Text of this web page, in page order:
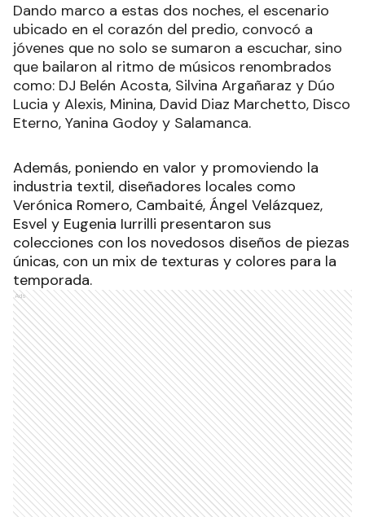
Dando marco a estas dos noches, el escenario
ubicado en el corazón del predio, convocó a
jóvenes que no solo se sumaron a escuchar, sino
que bailaron al ritmo de músicos renombrados
como: DJ Belén Acosta, Silvina Argañaraz y Dúo
Lucia y Alexis, Minina, David Diaz Marchetto, Disco
Eterno, Yanina Godoy y Salamanca.
Además, poniendo en valor y promoviendo la
industria textil, diseñadores locales como
Verónica Romero, Cambaité, Ángel Velázquez,
Esvel y Eugenia Iurrilli presentaron sus
colecciones con los novedosos diseños de piezas
únicas, con un mix de texturas y colores para la
temporada.
Ads